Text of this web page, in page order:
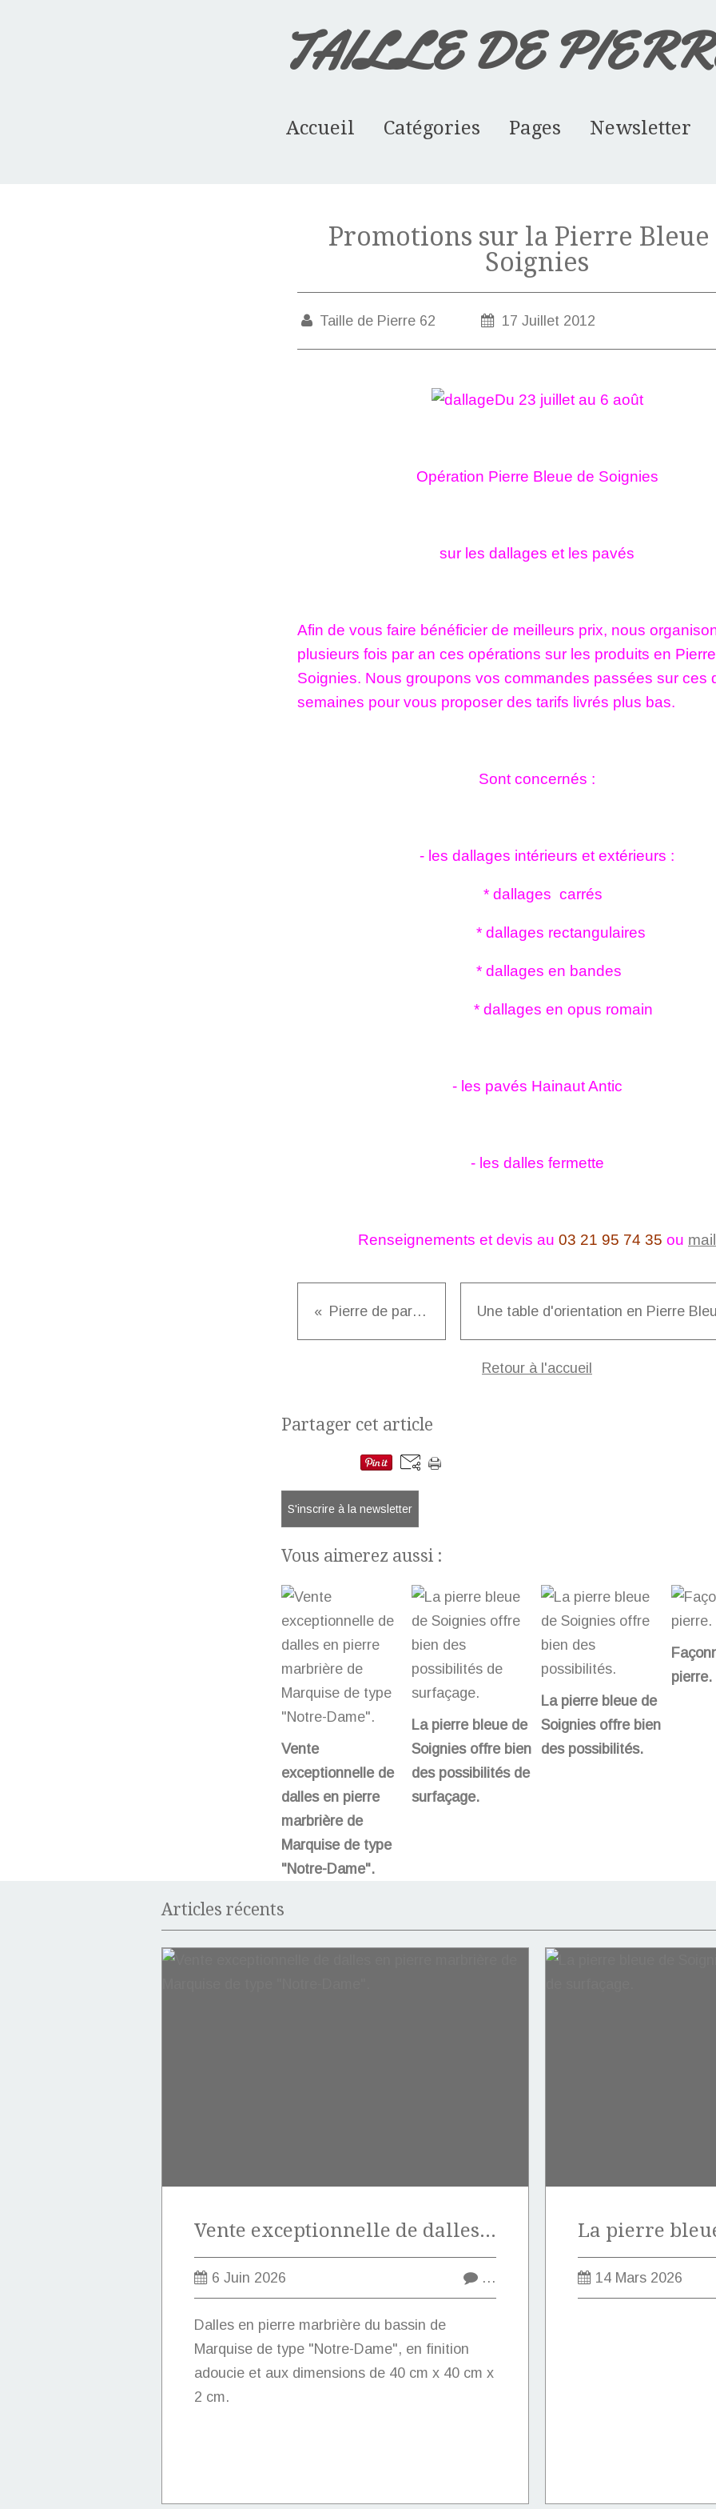
TAILLE DE
Accueil Catégories Pages Newsletter
Promotions sur la Pierre Bleue
Soignies
Taille de Pierre 62 17 Juillet 2012
Du 23 juillet au 6 août
Opération Pierre Bleue de Soignies
sur les dallages et les pavés
Afin de vous faire bénéficier de meilleurs prix, nous
plusieurs fois par an ces opérations sur les produits en
Soignies. Nous groupons vos commandes passées sur ces
semaines pour vous proposer des tarifs livrés plus bas.
Sont concernés :
- les dallages intérieurs et extérieurs :
* dallages carrés
* dallages rectangulaires
* dallages en bandes
* dallages en opus romain
- les pavés Hainaut Antic
- les dalles fermette
Renseignements et devis au 03 21 95 74 35 ou mail
Pierre de parement
Retour à l'accueil
Partager cet article
S'inscrire à la newsletter
Vous aimerez aussi :
Vente
exceptionnelle de
dalles en pierre
marbrière de
Marquise de type
"Notre-Dame".
La pierre bleue de
Soignies offre bien
des possibilités de
surfaçage.
La pierre bleue de
Soignies offre bien
des possibilités.
pierre.
Articles récents
Vente exceptionnelle de dalles en pierre marbrière de Marquise de type "Notre-Dame".
6 Juin 2026 …
Dalles en pierre marbrière du bassin de
Marquise de type "Notre-Dame", en finition
adoucie et aux dimensions de 40 cm x 40 cm x
2 cm.
14 Mars 2026